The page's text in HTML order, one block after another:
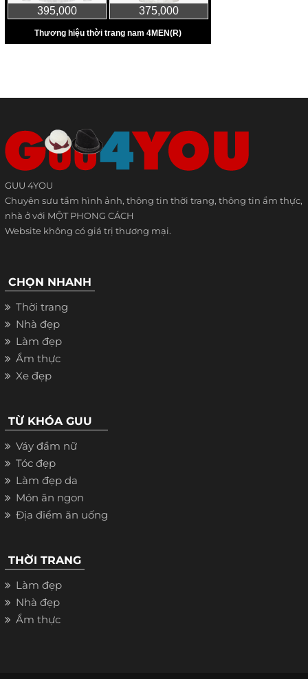
GUU 4YOU
Chuyên sưu tầm hình ảnh, thông tin thời trang, thông tin ẩm thực,
nhà ở với MỘT PHONG CÁCH
Website không có giá trị thương mại.
CHỌN NHANH
Thời trang
Nhà đẹp
Làm đẹp
Ẩm thực
Xe đẹp
TỪ KHÓA GUU
Váy đầm nữ
Tóc đẹp
Làm đẹp da
Món ăn ngon
Địa điểm ăn uống
THỜI TRANG
Làm đẹp
Nhà đẹp
Ẩm thực